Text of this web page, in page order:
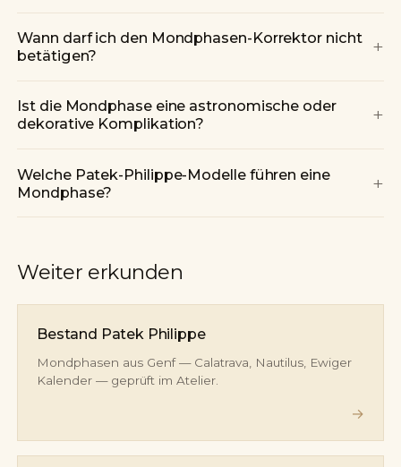
Wann darf ich den Mondphasen-Korrektor nicht
betätigen?
+
Ist die Mondphase eine astronomische oder
dekorative Komplikation?
+
Welche Patek-Philippe-Modelle führen eine
Mondphase?
+
Weiter erkunden
Bestand Patek Philippe
Mondphasen aus Genf — Calatrava, Nautilus, Ewiger
Kalender — geprüft im Atelier.
→